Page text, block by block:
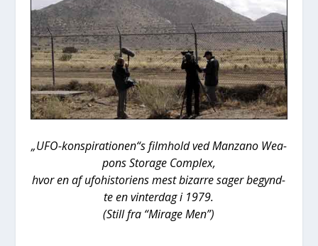
„UFO-konspirationen“s film­hold ved Man­za­no Wea­
pons Sto­ra­ge Com­plex,
hvor en af ufo­hi­sto­ri­ens mest bizar­re sager begynd­
te en vin­ter­dag i 1979.
(Still fra “Mira­ge Men”)